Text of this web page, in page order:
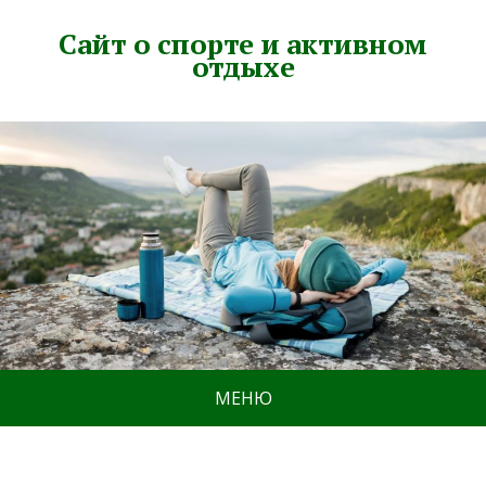
Сайт о спорте и активном
отдыхе
МЕНЮ